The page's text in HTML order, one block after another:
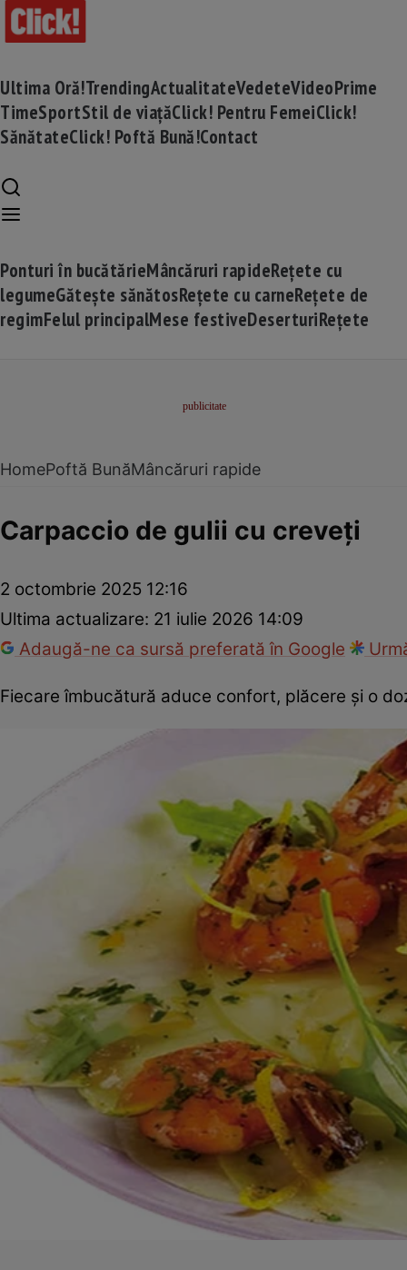
Ultima Oră!TrendingActualitateVedeteVideoPrime
TimeSportStil de viațăClick! Pentru FemeiClick!
SănătateClick! Poftă Bună!Contact
Ponturi în bucătărieMâncăruri rapideRețete cu
legumeGătește sănătosRețete cu carneRețete de
regimFelul principalMese festiveDeserturiRețete
HomePoftă BunăMâncăruri rapide
Carpaccio de gulii cu creveți
2 octombrie 2025 12:16
Ultima actualizare: 21 iulie 2026 14:09
Adaugă-ne ca sursă preferată în Google
Fiecare îmbucătură aduce confort, plăcere și o